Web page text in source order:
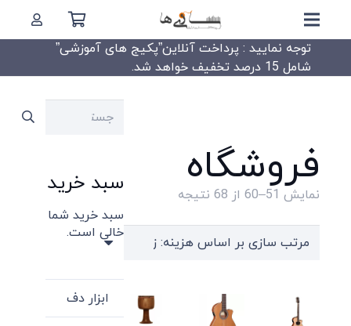
توجه نمایید : پرداخت آنلاین”پکیج های آموزشی”
شامل 15 درصد تخفیف خواهد شد.
فروشگاه
نمایش 51–60 از 68 نتیجه
price:
جستجو
سبد خرید
سبد خرید شما
خالی است.
ابزار دف